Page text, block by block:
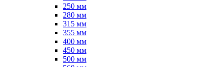
250 мм
280 мм
315 мм
355 мм
400 мм
450 мм
500 мм